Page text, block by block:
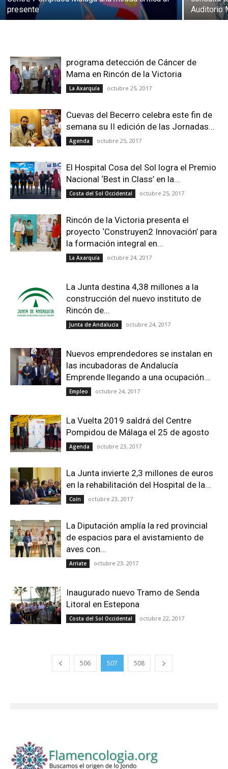
presente
Auditorio
programa detección de Cáncer de
Mama en Rincón de la Victoria
La Axarquía octubre 25, 2017
Cuevas del Becerro celebra este fin de
semana su II edición de las Jornadas...
Agenda octubre 25, 2017
El Hospital Cosa del Sol logra el Premio
Nacional ‘Best in Class’ en la...
Costa del Sol Occidental octubre 25, 2017
Rincón de la Victoria presenta el
proyecto ‘Construyen2 Innovación’ para
la formación integral en...
La Axarquía octubre 24, 2017
La Junta destina 4,38 millones a la
construcción del nuevo instituto de
Rincón de...
Junta de Andalucía octubre 24, 2017
Nuevos emprendedores se instalan en
las incubadoras de Andalucía
Emprende llegando a una ocupación...
Empleo octubre 24, 2017
La Vuelta 2019 saldrá del Centre
Pompidou de Málaga el 25 de agosto
Agenda octubre 23, 2017
La Junta invierte 2,3 millones de euros
en la rehabilitación del Hospital de la...
Coín octubre 23, 2017
La Diputación amplía la red provincial
de espacios para el avistamiento de
aves con...
Arriate octubre 23, 2017
Inaugurado nuevo Tramo de Senda
Litoral en Estepona
Costa del Sol Occidental octubre 22, 2017
506 507 508